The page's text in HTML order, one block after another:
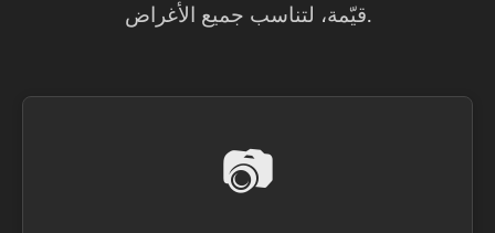
قيّمة، لتناسب جميع الأغراض.
📷